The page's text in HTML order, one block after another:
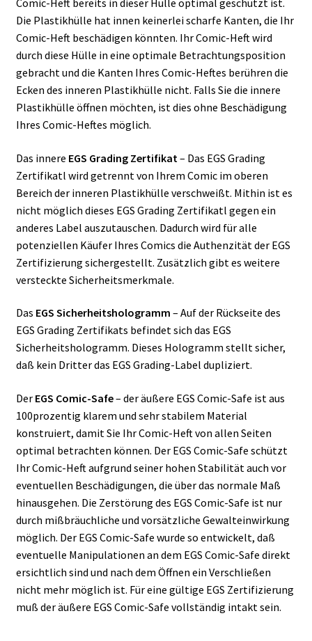
Comic-Heft bereits in dieser Hülle optimal geschützt ist.
Die Plastikhülle hat innen keinerlei scharfe Kanten, die Ihr
Comic-Heft beschädigen könnten. Ihr Comic-Heft wird
durch diese Hülle in eine optimale Betrachtungsposition
gebracht und die Kanten Ihres Comic-Heftes berühren die
Ecken des inneren Plastikhülle nicht. Falls Sie die innere
Plastikhülle öffnen möchten, ist dies ohne Beschädigung
Ihres Comic-Heftes möglich.
Das innere EGS Grading Zertifikat – Das EGS Grading
Zertifikatl wird getrennt von Ihrem Comic im oberen
Bereich der inneren Plastikhülle verschweißt. Mithin ist es
nicht möglich dieses EGS Grading Zertifikatl gegen ein
anderes Label auszutauschen. Dadurch wird für alle
potenziellen Käufer Ihres Comics die Authenzität der EGS
Zertifizierung sichergestellt. Zusätzlich gibt es weitere
versteckte Sicherheitsmerkmale.
Das EGS Sicherheitshologramm – Auf der Rückseite des
EGS Grading Zertifikats befindet sich das EGS
Sicherheitshologramm. Dieses Hologramm stellt sicher,
daß kein Dritter das EGS Grading-Label dupliziert.
Der EGS Comic-Safe– der äußere EGS Comic-Safe ist aus
100prozentig klarem und sehr stabilem Material
konstruiert, damit Sie Ihr Comic-Heft von allen Seiten
optimal betrachten können. Der EGS Comic-Safe schützt
Ihr Comic-Heft aufgrund seiner hohen Stabilität auch vor
eventuellen Beschädigungen, die über das normale Maß
hinausgehen. Die Zerstörung des EGS Comic-Safe ist nur
durch mißbräuchliche und vorsätzliche Gewalteinwirkung
möglich. Der EGS Comic-Safe wurde so entwickelt, daß
eventuelle Manipulationen an dem EGS Comic-Safe direkt
ersichtlich sind und nach dem Öffnen ein Verschließen
nicht mehr möglich ist. Für eine gültige EGS Zertifizierung
muß der äußere EGS Comic-Safe vollständig intakt sein.